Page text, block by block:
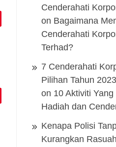
Cenderahati
on Bagaimana
Cenderahati
Terhad?
7 Cenderahati
Pilihan Tahun
on 10 Aktiviti
Hadiah dan
Kenapa Polisi
Kurangkan